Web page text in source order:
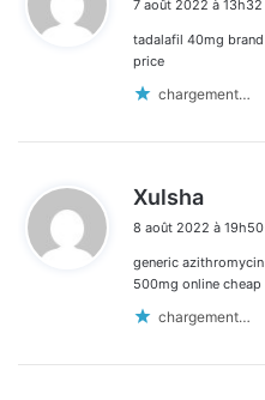
t
7 août 2022 à 13h32
tadalafil 40mg brand
price
chargement…
Xulsha
t
:
8 août 2022 à 19h50
generic azithromycin
500mg online cheap
chargement…